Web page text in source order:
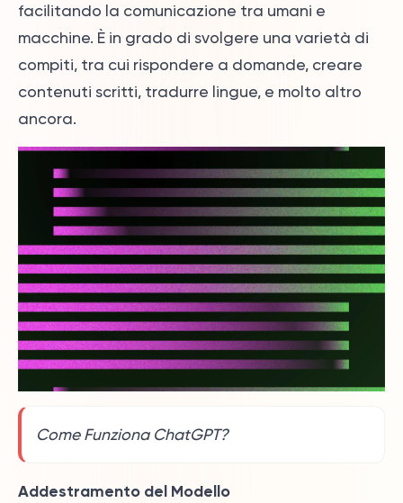
facilitando la comunicazione tra umani e
macchine. È in grado di svolgere una varietà di
compiti, tra cui rispondere a domande, creare
contenuti scritti, tradurre lingue, e molto altro
ancora.
Come Funziona ChatGPT?
Addestramento del Modello